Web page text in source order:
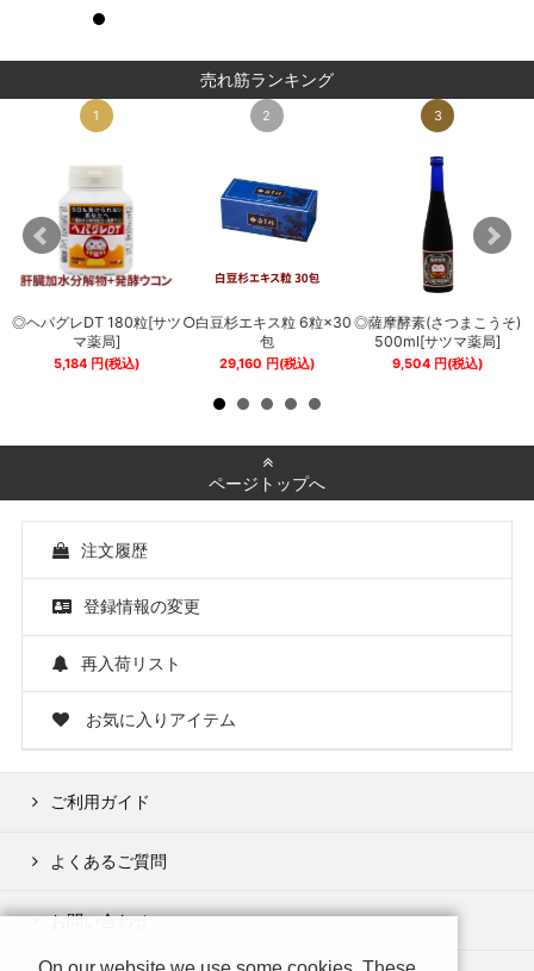
売れ筋ランキング
1
◎ヘパグレDT 180粒[サツ
マ薬局]
5,184円(税込)
2
○白豆杉エキス粒 6粒×30
包
29,160 円(税込)
3
◎薩摩酵素(さつまこうそ)
500ml[サツマ薬局]
9,504 円(税込)
ページトップへ
注文履歴
登録情報の変更
再入荷リスト
お気に入りアイテム
ご利用ガイド
よくあるご質問
お問い合わせ